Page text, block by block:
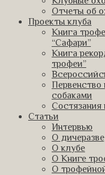
Отчеты об
Проекты клуба
Книга
“Сафари”
Книга
трофеи”
собаками
Статьи
Интервью
О
О клубе
О Книге
О